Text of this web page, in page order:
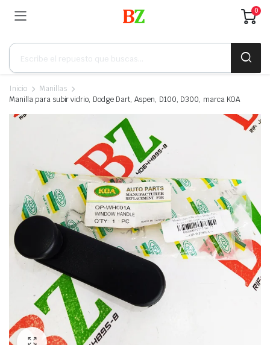
0
Búsqueda
productos
Inicio
Manillas
Manilla para subir vidrio, Dodge Dart, Aspen, D100, D300, marca KOA